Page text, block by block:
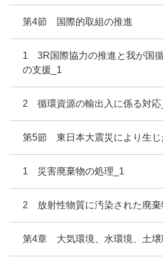
第4節 国際的取組の推進
1 3R国際協力の推進と我が国
の支援_1
2 循環資源の輸出入に係る対応
第5節 東日本大震災により生じ
1 災害廃棄物の処理_1
2 放射性物質に汚染された廃棄
第4章 大気環境、水環境、土壌